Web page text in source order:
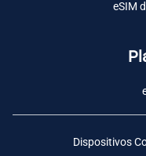
eSIM
Dispositivos